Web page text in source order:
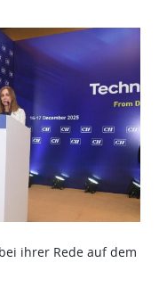
ihrer Rede auf dem